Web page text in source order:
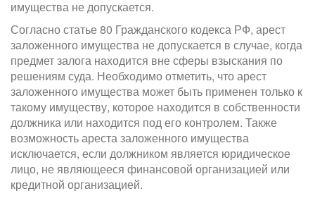
имущества не допускается.
Согласно статье 80 Гражданского кодекса РФ, арест
заложенного имущества не допускается в случае, когда
предмет залога находится вне сферы взыскания по
решениям суда. Необходимо отметить, что арест
заложенного имущества может быть применен только к
такому имуществу, которое находится в собственности
должника или находится под его контролем. Также
возможность ареста заложенного имущества
исключается, если должником является юридическое
лицо, не являющееся финансовой организацией или
кредитной организацией.